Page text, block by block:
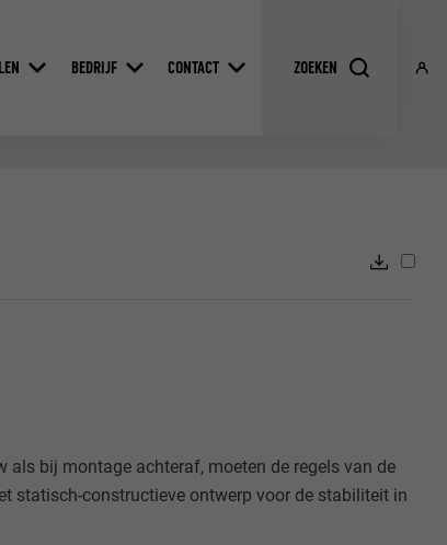
BEDRIJF CONTACT
bij montage achteraf, moeten de regels van de
statisch-constructieve ontwerp voor de stabiliteit in